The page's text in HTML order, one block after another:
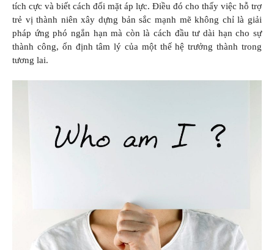
tích cực và biết cách đối mặt áp lực. Điều đó cho thấy việc hỗ trợ
trẻ vị thành niên xây dựng bản sắc mạnh mẽ không chỉ là giải
pháp ứng phó ngắn hạn mà còn là cách đầu tư dài hạn cho sự
thành công, ổn định tâm lý của một thế hệ trưởng thành trong
tương lai.